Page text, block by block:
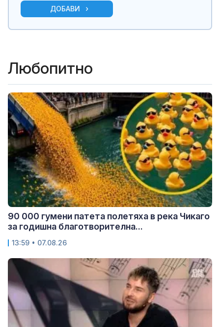
ДОБАВИ
Любопитно
90 000 гумени патета полетяха в река Чикаго
за годишна благотворителна...
13:59 • 07.08.26